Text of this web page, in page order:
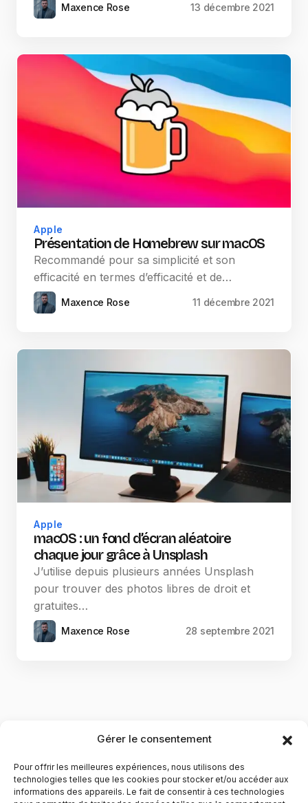
Gérer le consentement
Pour offrir les meilleures expériences, nous utilisons des
technologies telles que les cookies pour stocker et/ou accéder aux
informations des appareils. Le fait de consentir à ces technologies
Maxence Rose 13 décembre 2021
Apple
Présentation de Homebrew sur macOS
Recommandé pour sa simplicité et son
efficacité en termes d’efficacité et de…
Maxence Rose 11 décembre 2021
Apple
macOS : un fond d’écran aléatoire
chaque jour grâce à Unsplash
J’utilise depuis plusieurs années Unsplash
pour trouver des photos libres de droit et
gratuites…
Maxence Rose 28 septembre 2021